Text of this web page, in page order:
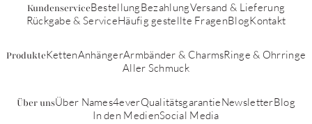
KundenserviceBestellungBezahlungVersand & Lieferung
Rückgabe & ServiceHäufig gestellte FragenBlogKontakt
ProdukteKettenAnhängerArmbänder & CharmsRinge & Ohrringe
Aller Schmuck
Über unsÜber Names4everQualitätsgarantieNewsletterBlog
In den MedienSocial Media